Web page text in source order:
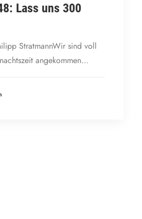
Lass uns 300
StratmannWir sind voll
angekommen…